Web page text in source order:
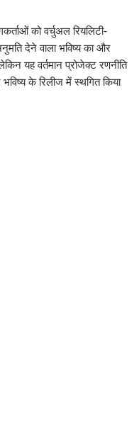
को वर्चुअल रियलिटी-
देने वाला भविष्य का और
यह वर्तमान प्रोजेक्ट रणनीति
के रिलीज में स्थगित किया